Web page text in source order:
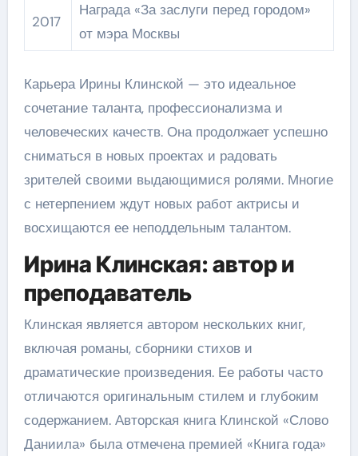
2017
Награда «За заслуги перед городом»
от мэра Москвы
Карьера Ирины Клинской — это идеальное
сочетание таланта, профессионализма и
человеческих качеств. Она продолжает успешно
сниматься в новых проектах и радовать
зрителей своими выдающимися ролями. Многие
с нетерпением ждут новых работ актрисы и
восхищаются ее неподдельным талантом.
Ирина Клинская: автор и
преподаватель
Клинская является автором нескольких книг,
включая романы, сборники стихов и
драматические произведения. Ее работы часто
отличаются оригинальным стилем и глубоким
содержанием. Авторская книга Клинской «Слово
Даниила» была отмечена премией «Книга года»